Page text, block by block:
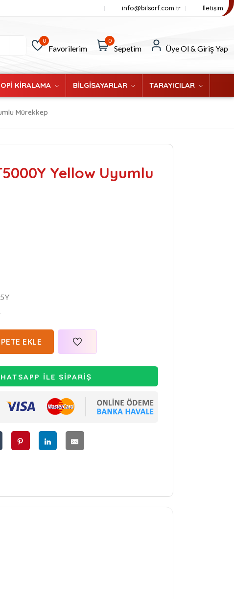
info@bilsarf.com.tr İletişim
0
Favorilerim
0
Sepetim Üye Ol & Giriş Yap
KİRALAMA BİLGİSAYARLAR TARAYICILAR
Mürekkep
Yellow Uyumlu
EKLE
İLE SİPARİŞ